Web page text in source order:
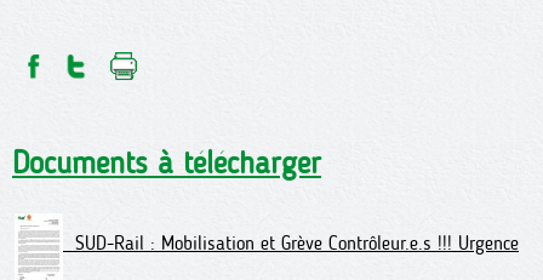
Documents à télécharger
SUD-Rail : Mobilisation et Grève Contrôleur.e.s !!! Urgence